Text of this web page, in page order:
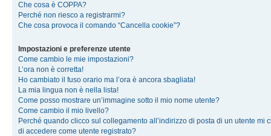
Che cosa è COPPA?
Perché non riesco a registrarmi?
Che cosa provoca il comando “Cancella cookie”?
Impostazioni e preferenze utente
Come cambio le mie impostazioni?
L’ora non è corretta!
Ho cambiato il fuso orario ma l’ora è ancora sbagliata!
La mia lingua non è nella lista!
Come posso mostrare un’immagine sotto il mio nome utente?
Come cambio il mio livello?
Perché quando clicco sul collegamento all’indirizzo di posta di un utente mi
di accedere come utente registrato?